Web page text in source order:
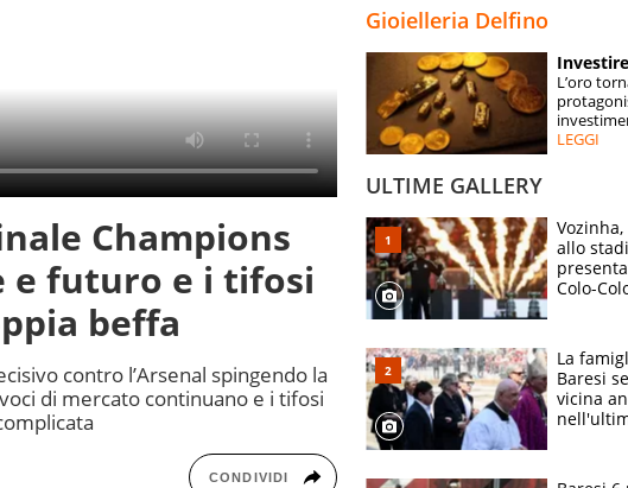
ESPERTI
CONTATTI
Champions
e futuro e i tifosi
beffa
contro l’Arsenal spingendo la
di mercato continuano e i tifosi
CONDIVIDI
Gioielleria Delfino
L’oro
LEGGI
ULTIME GALLERY
allo
Colo-
La
Baresi
vicina
circondati